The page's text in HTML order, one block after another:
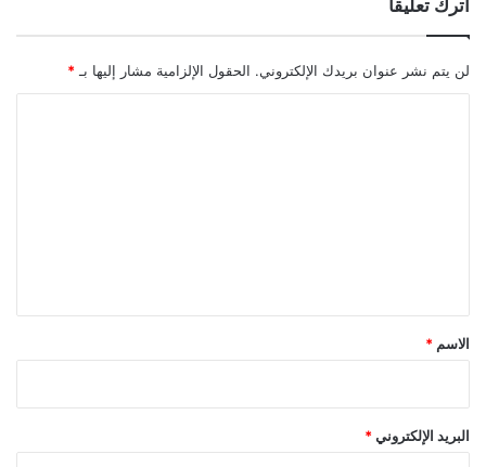
اترك تعليقاً
لن يتم نشر عنوان بريدك الإلكتروني. الحقول الإلزامية مشار إليها بـ *
*
الاسم *
البريد الإلكتروني *